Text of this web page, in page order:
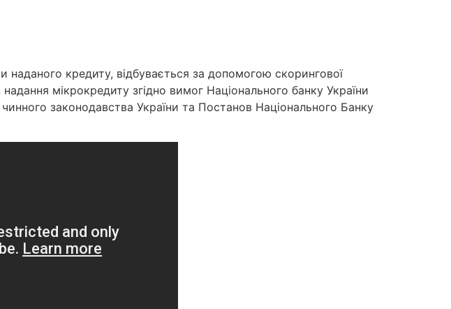
наданого кредиту, відбувається за допомогою скорингової
мікрокредиту згідно вимог Національного банку України
законодавства України та Постанов Національного Банку